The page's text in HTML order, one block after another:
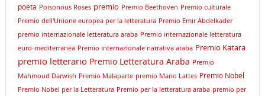
poeta Poisonous Roses premio Premio Beethoven Premio culturale
Premio dell'Unione europea per la letteratura Premio Emir Abdelkader
premio internazionale letteratura araba Premio internazionale letteratura
euro-mediterranea Premio internazionale narrativa araba Premio Katara
premio letterario Premio Letteratura Araba Premio
Mahmoud Darwish Premio Malaparte premio Mario Lattes Premio Nobel
Premio Nobel per la Letteratura Premio per la letteratura araba premio per